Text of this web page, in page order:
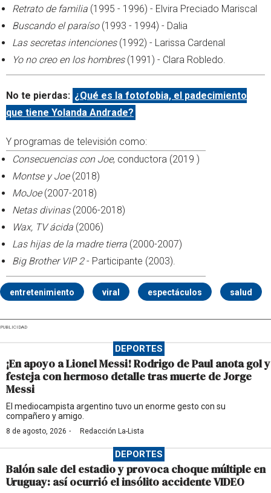
Retrato de familia (1995 - 1996) - Elvira Preciado Mariscal
Buscando el paraíso(1993 - 1994) - Dalia
Las secretas intenciones(1992) - Larissa Cardenal
Yo no creo en los hombres(1991) - Clara Robledo.
No te pierdas: ¿Qué es la fotofobia, el padecimiento
que tiene Yolanda Andrade?
Y programas de televisión como:
Consecuencias con Joe, conductora (2019 )
Montse y Joe(2018)
MoJoe(2007-2018)
Netas divinas(2006-2018)
Wax, TV ácida (2006)
Las hijas de la madre tierra (2000-2007)
Big Brother VIP 2- Participante (2003).
entretenimiento viral espectáculos salud
PUBLICIDAD
DEPORTES
¡En apoyo a Lionel Messi! Rodrigo de Paul anota gol y
festeja con hermoso detalle tras muerte de Jorge
Messi
El mediocampista argentino tuvo un enorme gesto con su
compañero y amigo.
8 de agosto, 2026 · Redacción La-Lista
DEPORTES
Balón sale del estadio y provoca choque múltiple en
Uruguay: así ocurrió el insólito accidente VIDEO